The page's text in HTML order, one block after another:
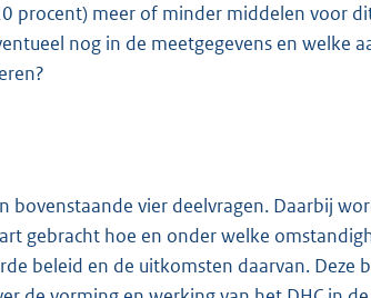
procent) meer of minder middelen voor
nog in de meetgegevens en welke
bovenstaande vier deelvragen. Daarbij
gebracht hoe en onder welke
beleid en de uitkomsten daarvan. Deze